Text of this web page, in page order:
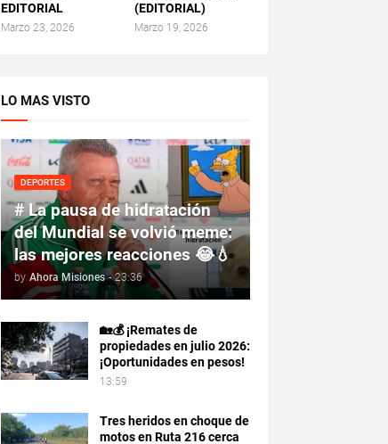
EDITORIAL
Marzo 23, 2026
(EDITORIAL)
Marzo 19, 2026
LO MAS VISTO
DEPORTES
# La pausa de hidratación
del Mundial se volvió meme:
las mejores reacciones 😂💧
by Ahora Misiones - 23:36
🏡💰 ¡Remates de
propiedades en julio 2026:
¡Oportunidades en pesos!
13:59
Tres heridos en choque de
motos en Ruta 216 cerca